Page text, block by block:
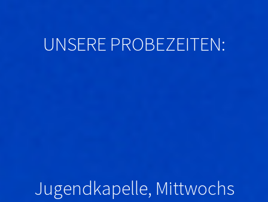
UNSERE PROBEZEITEN:
Jugendkapelle, Mittwochs